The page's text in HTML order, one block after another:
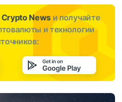
Crypto News и получайте
и технологии